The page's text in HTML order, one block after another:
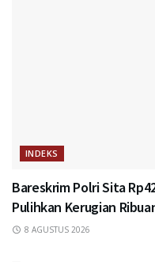
INDEKS
Bareskrim Polri Sita
Pulihkan Kerugian
8 AGUSTUS 2026